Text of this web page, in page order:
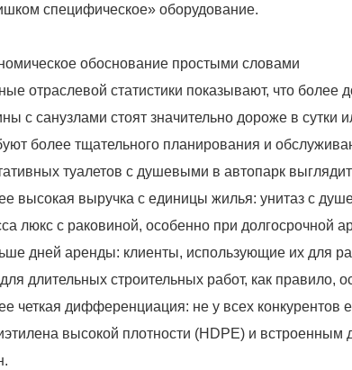
специфическое» оборудование.
обоснование простыми словами
отраслевой статистики показывают, что
с санузлами стоят значительно дороже в
более тщательного планирования и
туалетов с душевыми в автопарк
высокая выручка с единицы жилья: унитаз с
люкс с раковиной, особенно при долгосрочной
дней аренды: клиенты, использующие их для
длительных строительных работ, как правило,
четкая дифференциация: не у всех конкурентов
высокой плотности (HDPE) и